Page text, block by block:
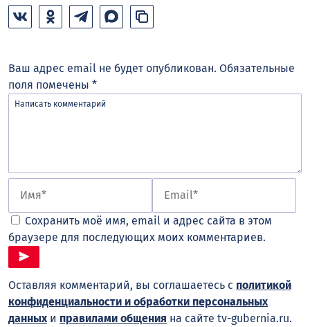
Ваш адрес email не будет опубликован. Обязательные
поля помечены *
Сохранить моё имя, email и адрес сайта в этом
браузере для последующих моих комментариев.
Оставляя комментарий, вы соглашаетесь с политикой
конфиденциальности и обработки персональных
данных и правилами общения на сайте tv-gubernia.ru.